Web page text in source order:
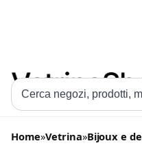
Home»Vetrina»Bijoux e